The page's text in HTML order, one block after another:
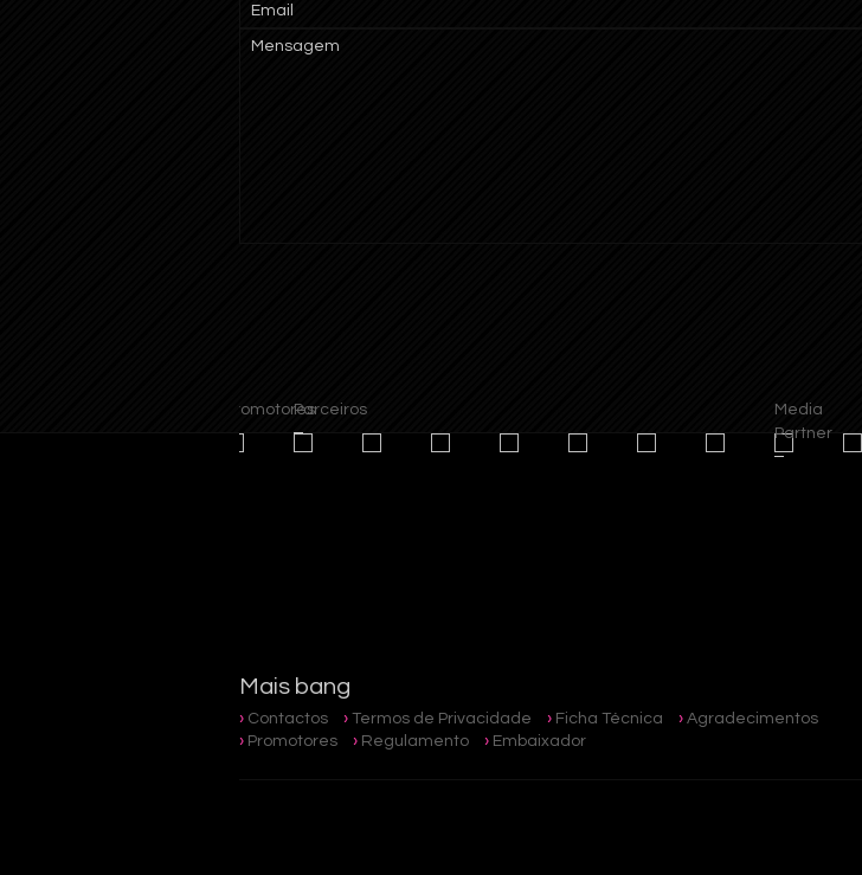
Email
Mensagem
PromotoresParceiros
Media
Partner
Mais bang
Contactos Termos de Privacidade Ficha Técnica
Agradecimentos
Promotores
Regulamento Embaixador